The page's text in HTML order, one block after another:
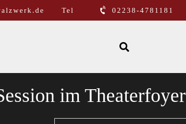
Tel 02238-4781181
im Theaterfoyer